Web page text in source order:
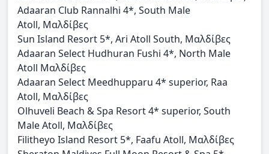
Adaaran Club Rannalhi 4*, South Male
Atoll, Μαλδίβες
Sun Island Resort 5*, Ari Atoll South, Μαλδίβες
Adaaran Select Hudhuran Fushi 4*, North Male
Atoll Μαλδίβες
Adaaran Select Meedhupparu 4* superior, Raa
Atoll, Μαλδίβες
Olhuveli Beach & Spa Resort 4* superior, South
Male Atoll, Μαλδίβες
Filitheyo Island Resort 5*, Faafu Atoll, Μαλδίβες